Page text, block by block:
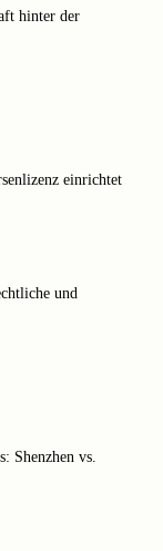
hinter der
einrichtet
und
Shenzhen vs.